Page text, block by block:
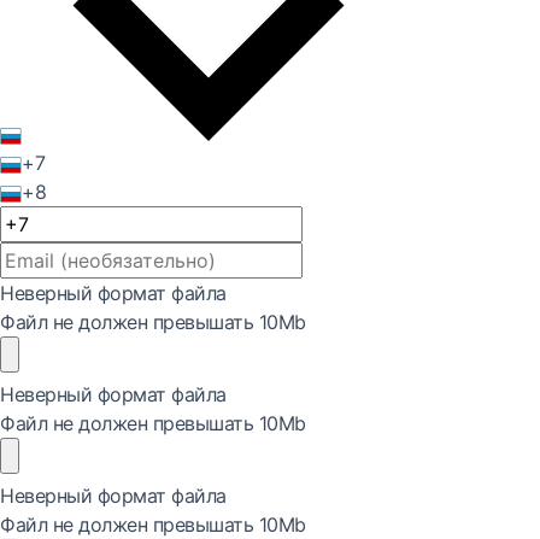
+7
+8
Неверный формат файла
Файл не должен превышать 10Mb
Неверный формат файла
Файл не должен превышать 10Mb
Неверный формат файла
Файл не должен превышать 10Mb